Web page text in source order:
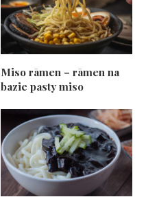
Miso rāmen – rāmen na
bazie pasty miso